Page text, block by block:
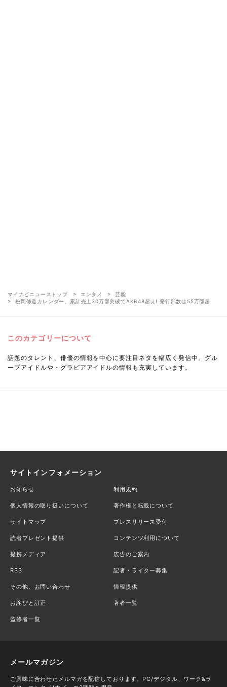
マイナビニューストップ エンタメ
芸能
松岡修造カレンダー、累計売上20万部突破でAKB48超え! 発行部数は55万部超
このカテゴリーについて
話題のタレント、俳優の情報を中心に要注目ネタを幅広く発信中。グル
ープアイドルや・グラビアアイドルの情報も充実しています。
サイトインフォメーション
お知らせ 利用規約
個人情報の取り扱いについて 著作権と転載について
サイトマップ プレスリリース受付
読者プレゼント提供 コンテンツ利用について
提携メディア 広告のご案内
RSS 記者・ライター募集
その他、お問い合わせ 情報提供
お詫びと訂正 著者一覧
監修者一覧
メールマガジン
ご興味に合わせたメルマガを配信しております。PC/デジタル、ワーク&ラ